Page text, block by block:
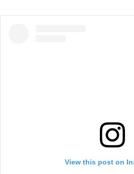
View this post on